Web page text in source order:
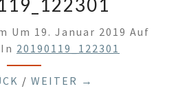
Um 19. Januar 2019 Auf
In 20190119_122301
/ WEITER →